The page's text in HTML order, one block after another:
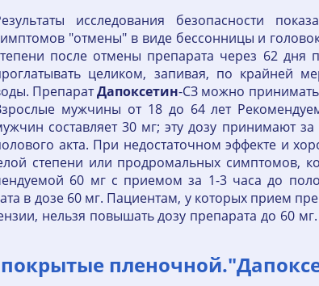
исследования безопасности
"отмены" в виде бессонницы и
после отмены препарата через 62 дня
целиком, запивая, по крайней
ПрепаратДапоксетин-СЗ можно
мужчины от 18 до 64 лет
составляет 30 мг; эту дозу принимают
акта. При недостаточном эффекте и
степени или продромальных симптомов,
60 мг с приемом за 1-3 часа до
в дозе 60 мг. Пациентам, у которых прием
нельзя повышать дозу препарата до 60